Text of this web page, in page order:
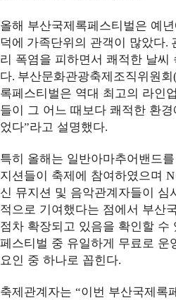
올해 부산국제록페스티벌은 예
덕에 가족단위의 관객이 많았다.
리 폭염을 피하면서 쾌적한 날씨
다. 부산문화관광축제조직위원회(
록페스티벌은 역대 최고의 라인
들이 그 어느 때보다 쾌적한 환
었다”라고 설명했다.
특히 올해는 일반아마추어밴드
지션들이 축제에 참여하였으며
신 뮤지션 및 음악관계자들이 심
적으로 기여했다는 점에서 부산
점차 확장되고 있음을 확인할 수
페스티벌 중 유일하게 무료로 운
요인 중 하나로 꼽힌다.
축제관계자는 “이번 부산국제록